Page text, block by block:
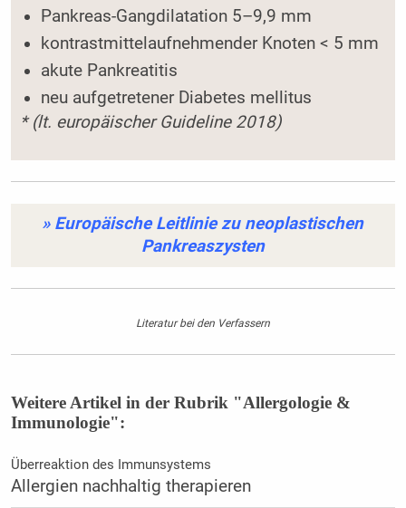
Pankreas-Gangdilatation 5–9,9 mm
kontrastmittelaufnehmender Knoten < 5 mm
akute Pankreatitis
neu aufgetretener Diabetes mellitus
* (lt. europäischer Guideline 2018)
» Europäische Leitlinie zu neoplastischen
Pankreaszysten
Literatur bei den Verfassern
Weitere Artikel in der Rubrik "Allergologie &
Immunologie":
Überreaktion des Immunsystems
Allergien nachhaltig therapieren